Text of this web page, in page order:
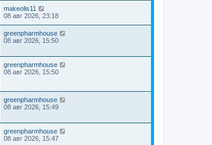
makeolis11
08 авг 2026, 23:18
greenpharmhouse
08 авг 2026, 15:50
greenpharmhouse
08 авг 2026, 15:50
greenpharmhouse
08 авг 2026, 15:49
greenpharmhouse
08 авг 2026, 15:47